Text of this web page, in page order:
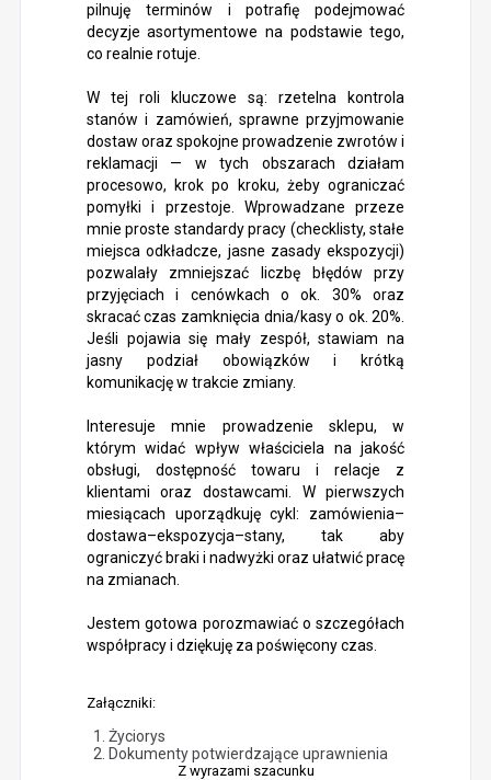
pilnuję terminów i potrafię podejmować
decyzje asortymentowe na podstawie tego,
co realnie rotuje.
W tej roli kluczowe są: rzetelna kontrola
stanów i zamówień, sprawne przyjmowanie
dostaw oraz spokojne prowadzenie zwrotów i
reklamacji — w tych obszarach działam
procesowo, krok po kroku, żeby ograniczać
pomyłki i przestoje. Wprowadzane przeze
mnie proste standardy pracy (checklisty, stałe
miejsca odkładcze, jasne zasady ekspozycji)
pozwalały zmniejszać liczbę błędów przy
przyjęciach i cenówkach o ok. 30% oraz
skracać czas zamknięcia dnia/kasy o ok. 20%.
Jeśli pojawia się mały zespół, stawiam na
jasny podział obowiązków i krótką
komunikację w trakcie zmiany.
Interesuje mnie prowadzenie sklepu, w
którym widać wpływ właściciela na jakość
obsługi, dostępność towaru i relacje z
klientami oraz dostawcami. W pierwszych
miesiącach uporządkuję cykl: zamówienia–
dostawa–ekspozycja–stany, tak aby
ograniczyć braki i nadwyżki oraz ułatwić pracę
na zmianach.
Jestem gotowa porozmawiać o szczegółach
współpracy i dziękuję za poświęcony czas.
Załączniki:
Życiorys
Dokumenty potwierdzające uprawnienia
Z wyrazami szacunku